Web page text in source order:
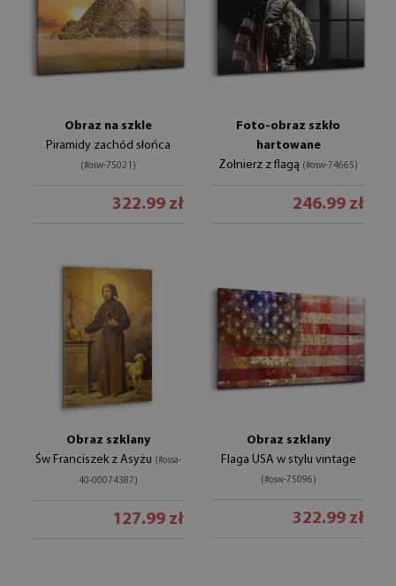
Obraz na szkle
Piramidy zachód słońca
(#osw-75021)
322.99 zł
Foto-obraz szkło
hartowane
Żołnierz z flagą (#osw-74665)
246.99 zł
Obraz szklany
Św Franciszek z Asyżu (#ossa-
40-00074387)
127.99 zł
Obraz szklany
Flaga USA w stylu vintage
(#osw-75096)
322.99 zł